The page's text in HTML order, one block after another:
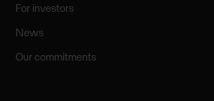
For investors
News
Our commitments